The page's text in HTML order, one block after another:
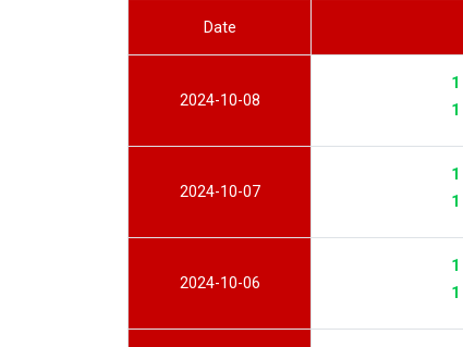
Date
2024-10-08
1
1
2024-10-07
1
1
2024-10-06
1
1